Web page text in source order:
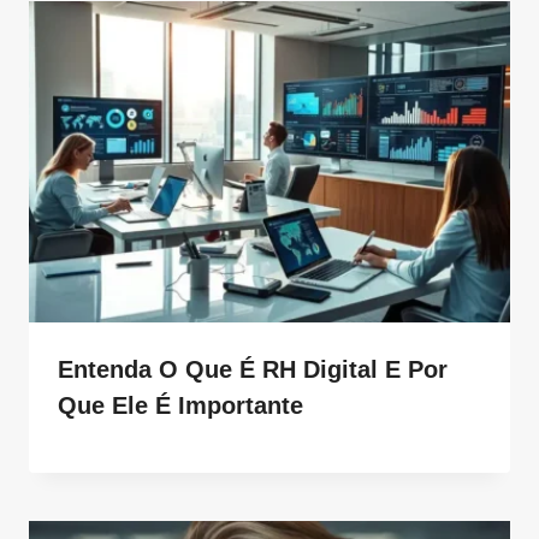
Entenda O Que É RH Digital E Por
Que Ele É Importante